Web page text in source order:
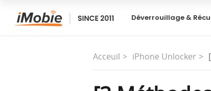
Déverrouillage &
Acceuil iPhone Unlocker